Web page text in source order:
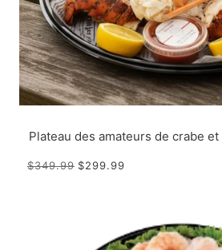
Plateau des amateurs de crabe
$349.99 $299.99